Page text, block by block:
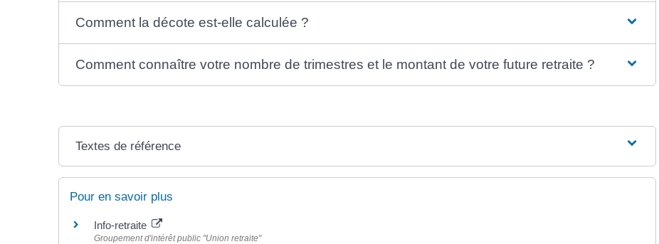
Comment la décote est-elle calculée ?
Comment connaître votre nombre de trimestres et le montant de votre future retraite ?
Textes de référence
Pour en savoir plus
Info-retraite
Groupement d'intérêt public "Union retraite"